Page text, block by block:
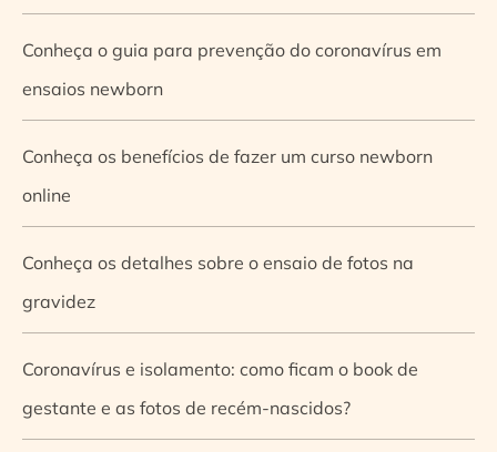
Conheça o guia para prevenção do coronavírus em
ensaios newborn
Conheça os benefícios de fazer um curso newborn
online
Conheça os detalhes sobre o ensaio de fotos na
gravidez
Coronavírus e isolamento: como ficam o book de
gestante e as fotos de recém-nascidos?